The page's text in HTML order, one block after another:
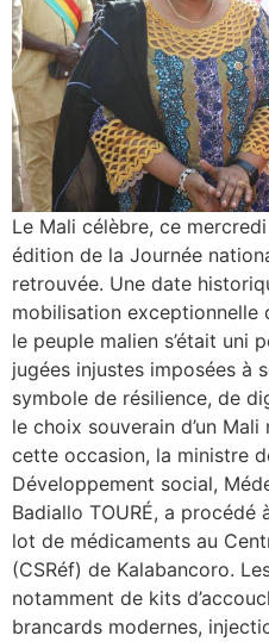
Le Mali célèbre, ce
édition de la Journée
retrouvée. Une date
mobilisation exceptionnelle
le peuple malien s’était uni
jugées injustes imposées à
symbole de résilience, de
le choix souverain d’un
cette occasion, la ministre
Développement social,
Badiallo TOURÉ, a procédé
lot de médicaments au
(CSRéf) de Kalabancoro.
notamment de kits
brancards modernes,